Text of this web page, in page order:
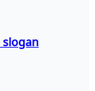
slogan